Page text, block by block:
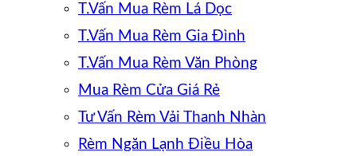
T.Vấn Mua Rèm Lá Dọc
T.Vấn Mua Rèm Gia Đình
T.Vấn Mua Rèm Văn Phòng
Mua Rèm Cửa Giá Rẻ
Tư Vấn Rèm Vải Thanh Nhàn
Rèm Ngăn Lạnh Điều Hòa